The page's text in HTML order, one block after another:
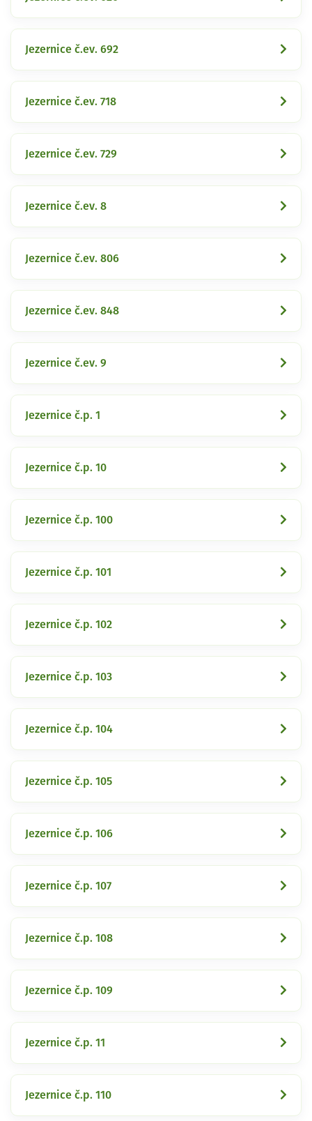
Jezernice č.ev. 692
Jezernice č.ev. 718
Jezernice č.ev. 729
Jezernice č.ev. 8
Jezernice č.ev. 806
Jezernice č.ev. 848
Jezernice č.ev. 9
Jezernice č.p. 1
Jezernice č.p. 10
Jezernice č.p. 100
Jezernice č.p. 101
Jezernice č.p. 102
Jezernice č.p. 103
Jezernice č.p. 104
Jezernice č.p. 105
Jezernice č.p. 106
Jezernice č.p. 107
Jezernice č.p. 108
Jezernice č.p. 109
Jezernice č.p. 11
Jezernice č.p. 110